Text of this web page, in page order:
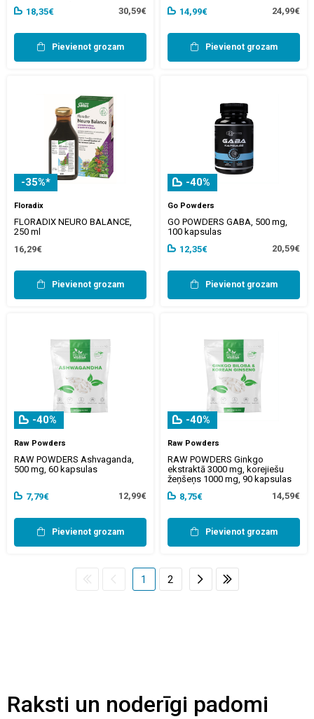
18,35€
30,59€
Pievienot grozam
14,99€
24,99€
Pievienot grozam
-35%*
Floradix
FLORADIX NEURO BALANCE,
250 ml
16,29€
Pievienot grozam
-40%
Go Powders
GO POWDERS GABA, 500 mg,
100 kapsulas
12,35€
20,59€
Pievienot grozam
-40%
Raw Powders
RAW POWDERS Ashvaganda,
500 mg, 60 kapsulas
7,79€ 12,99€
Pievienot grozam
-40%
Raw Powders
RAW POWDERS Ginkgo
ekstraktā 3000 mg, korejiešu
žeņšeņs 1000 mg, 90 kapsulas
8,75€
14,59€
Pievienot grozam
1 2
Raksti un noderīgi padomi